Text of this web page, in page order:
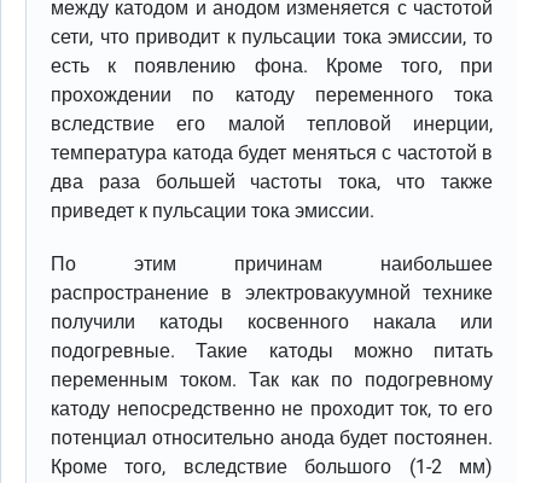
между катодом и анодом изменяется с частотой
сети, что приводит к пульсации тока эмиссии, то
есть к появлению фона. Кроме того, при
прохождении по катоду переменного тока
вследствие его малой тепловой инерции,
температура катода будет меняться с частотой в
два раза большей частоты тока, что также
приведет к пульсации тока эмиссии.
По этим причинам наибольшее
распространение в электровакуумной технике
получили катоды косвенного накала или
подогревные. Такие катоды можно питать
переменным током. Так как по подогревному
катоду непосредственно не проходит ток, то его
потенциал относительно анода будет постоянен.
Кроме того, вследствие большого (1-2 мм)